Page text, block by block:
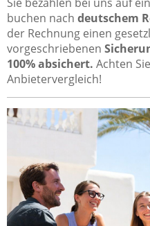
buchen nach deutschem
der Rechnung einen
vorgeschriebenen
100% absichert. Achten
Anbietervergleich!